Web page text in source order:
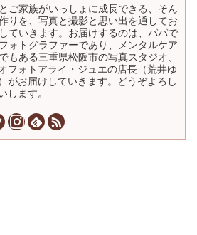
ご家族がいっしょに成長できる、そん
りを、写真と撮影と思い出を通してお
ていきます。お届けするのは、パパで
ォトグラファーであり、メンタルケア
もある三重県松阪市の写真スタジオ、
フォトアライ・ジュエの店長（荒井ゆ
がお届けしていきます。どうぞよろし
します。